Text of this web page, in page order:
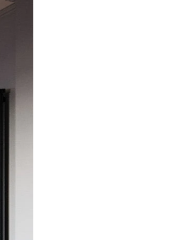
nach deinen